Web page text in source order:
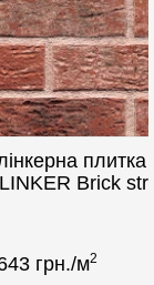
плитка
Brick
грн./м2